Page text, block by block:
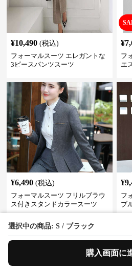
選択中の商品: S / ブラック
購入画面に
¥10,490 (税込)
フォーマルスーツ エレガントな
3ピースパンツスーツ
¥
フ
エ
¥6,490 (税込)
フォーマルスーツ フリルブラウ
ス付きスタンドカラースーツ
¥
フ
ブ
人気アイテム